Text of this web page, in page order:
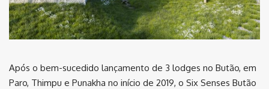
Após o bem-sucedido lançamento de 3 lodges no Butão, em
Paro, Thimpu e Punakha no início de 2019, o Six Senses Butão